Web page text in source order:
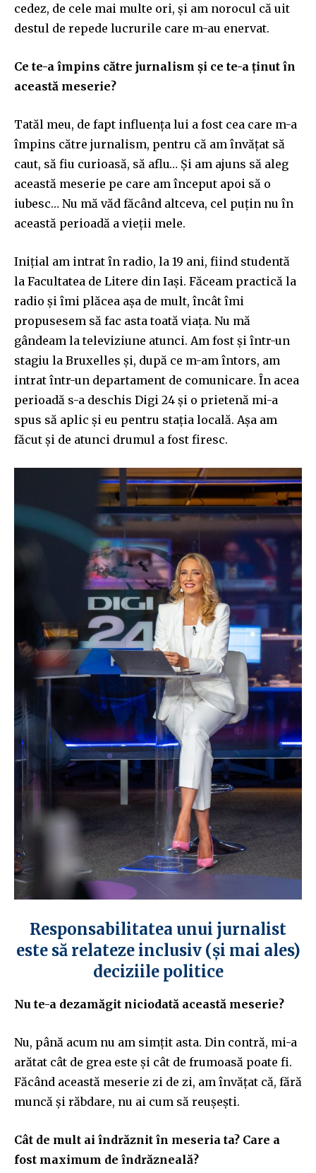
cedez, de cele mai multe ori, și am norocul că uit
destul de repede lucrurile care m-au enervat.
Ce te-a împins către jurnalism și ce te-a ținut în
această meserie?
Tatăl meu, de fapt influența lui a fost cea care m-a
împins către jurnalism, pentru că am învățat să
caut, să fiu curioasă, să aflu… Și am ajuns să aleg
această meserie pe care am început apoi să o
iubesc… Nu mă văd făcând altceva, cel puțin nu în
această perioadă a vieții mele.
Inițial am intrat în radio, la 19 ani, fiind studentă
la Facultatea de Litere din Iași. Făceam practică la
radio și îmi plăcea așa de mult, încât îmi
propusesem să fac asta toată viața. Nu mă
gândeam la televiziune atunci. Am fost și într-un
stagiu la Bruxelles și, după ce m-am întors, am
intrat într-un departament de comunicare. În acea
perioadă s-a deschis Digi 24 și o prietenă mi-a
spus să aplic și eu pentru stația locală. Așa am
făcut și de atunci drumul a fost firesc.
Responsabilitatea unui jurnalist
este să relateze inclusiv (și mai ales)
deciziile politice
Nu te-a dezamăgit niciodată această meserie?
Nu, până acum nu am simțit asta. Din contră, mi-a
arătat cât de grea este și cât de frumoasă poate fi.
Făcând această meserie zi de zi, am învățat că, fără
muncă și răbdare, nu ai cum să reușești.
Cât de mult ai îndrăznit în meseria ta? Care a
fost maximum de îndrăzneală?